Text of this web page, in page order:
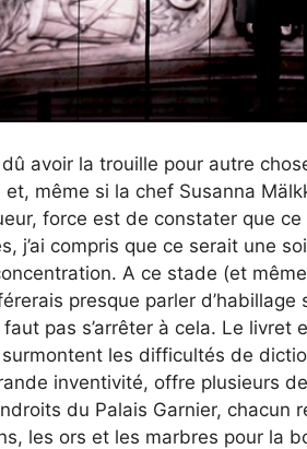
dû avoir la trouille pour autre
et, même si la chef Susanna
force est de constater que ce
j’ai compris que ce serait une
A ce stade (et
presque parler d’habillage
pas s’arrêter à cela. Le
les difficultés de
inventivité, offre plusieurs
du Palais Garnier, chacun
les ors et les marbres pour la